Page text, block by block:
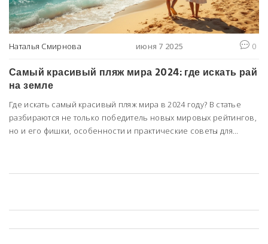
Наталья Смирнова июня 7 2025 0
Самый красивый пляж мира 2024: где искать рай
на земле
Где искать самый красивый пляж мира в 2024 году? В статье
разбираются не только победитель новых мировых рейтингов,
но и его фишки, особенности и практические советы для